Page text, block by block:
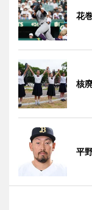
花
核
平